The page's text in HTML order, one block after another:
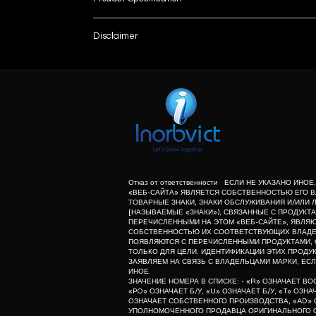
Brand
Wavelength accuracy
Wavelength Repeatability
Usage/ Application
List No.
Product Type
Detector
Disclaimer
herein associated with the products listed on
purpose of identification of those products. we
meaning of list number: - “r” means
dealer of original equipment manufacturer.
Отказ от ответственности ЕСЛИ НЕ УКАЗАНО
«ВЕБ-САЙТА» ЯВЛЯЕТСЯ СОБСТВЕННОСТЬЮ ЕГО
ТОВАРНЫЕ ЗНАКИ, ЗНАКИ ОБСЛУЖИВАНИЯ И/ИЛИ
[НАЗЫВАЕМЫЕ «ЗНАКИ»), СВЯЗАННЫЕ С
ПЕРЕЧИСЛЕННЫМИ НА ЭТОМ «ВЕБ-САЙТЕ»,
СОБСТВЕННОСТЬЮ ИХ СООТВЕТСТВУЮЩИХ
ПОЯВЛЯЮТСЯ С ПЕРЕЧИСЛЕННЫМИ ПРОДУКТАМИ,
ТОЛЬКО ДЛЯ ЦЕЛИ. ИДЕНТИФИКАЦИИ ЭТИХ
ЗАЯВЛЯЕМ НА СВЯЗЬ С ВЛАДЕЛЬЦАМИ МАРКИ,
ИНОЕ.
ЗНАЧЕНИЕ НОМЕРА В СПИСКЕ: - «R» ОЗНАЧАЕТ
«PO» ОЗНАЧАЕТ Б/У, «U» ОЗНАЧАЕТ Б/У, «T»
ОЗНАЧАЕТ СОБСТВЕННОГО ПРОИЗВОДСТВА, «AD»
УПОЛНОМОЧЕННОГО ПРОДАВЦА ОРИГИНАЛЬНОГО